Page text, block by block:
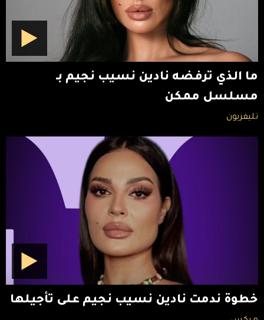
ما الذي ترفضه نادين نسيب نجيم بـ
مسلسل ممكن
تليفزيون
خطوة ندمت نادين نسيب نجيم على تأجيلها